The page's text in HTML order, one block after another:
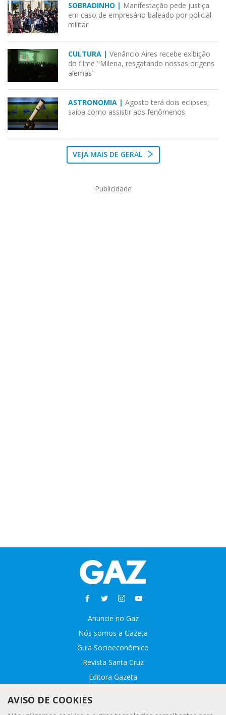
SOBRADINHO | Manifestação pede justiça
em caso de empresário baleado por policial
militar
CULTURA | Venâncio Aires recebe exibição
do filme "Milena, resgatando nossas origens
alemãs"
ASTRONOMIA | Agosto terá dois eclipses;
saiba como assistir aos fenômenos
VEJA MAIS DE GERAL
Publicidade
Anuncie no Gaz
Nós somos a Gazeta
Guia Socioeconômico
Revista Santa Cruz
Editora Gazeta
Fale conosco
AVISO DE COOKIES